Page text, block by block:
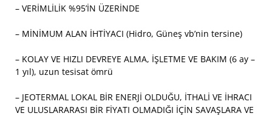
– VERİMLİLİK %95’İN ÜZERİNDE
– MİNİMUM ALAN İHTİYACI (Hidro, Güneş vb’nin tersine)
– KOLAY VE HIZLI DEVREYE ALMA, İŞLETME VE BAKIM (6 ay –
1 yıl), uzun tesisat ömrü
– JEOTERMAL LOKAL BİR ENERJİ OLDUĞU, İTHALİ VE İHRACI
VE ULUSLARARASI BİR FİYATI OLMADIĞI İÇİN SAVAŞLARA VE